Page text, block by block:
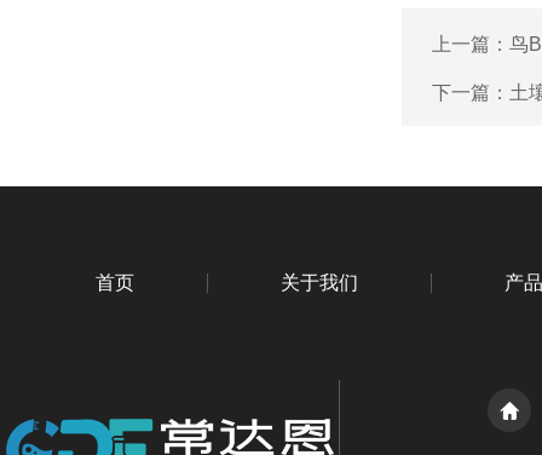
上一篇： 鸟
下一篇： 土
首页 关于我们 产